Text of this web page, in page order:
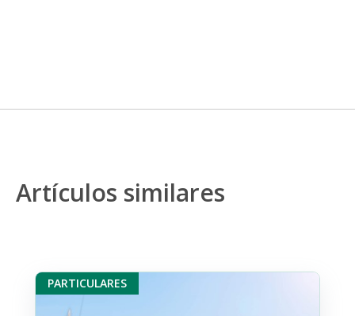
Artículos similares
PARTICULARES